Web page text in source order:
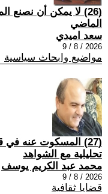
(26) لا يمكن أن
الماضي
سعد اميدي
2026 / 8 / 9
مواضيع وابحاث سياسية
(27) المسكوت عنه
تحليلية مع الشواهد
محمد عبد الكريم يوسف
2026 / 8 / 9
قضايا ثقافية